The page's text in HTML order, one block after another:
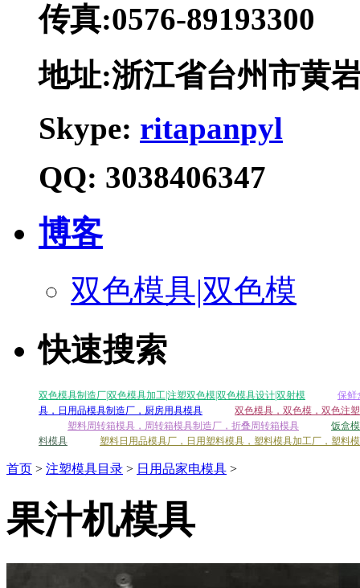
传真:0576-89193300
地址:浙江省台州市黄
Skype: ritapanpyl
QQ: 3038406347
博客
双色模具|双色模
快速搜索
双色模具制造厂|双色模具加工|注塑双色模|双色模具设计|双射模
保鲜
具，日用品模具制造厂，厨房用具模具
双色模具，双色模，双色注
塑料周转箱模具，周转箱模具制造厂，折叠周转箱模具
饭盒
料模具
塑料日用品模具厂，日用塑料模具，塑料模具加工厂，塑料
首页 > 注塑模具目录 > 日用品家电模具 >
果汁机模具